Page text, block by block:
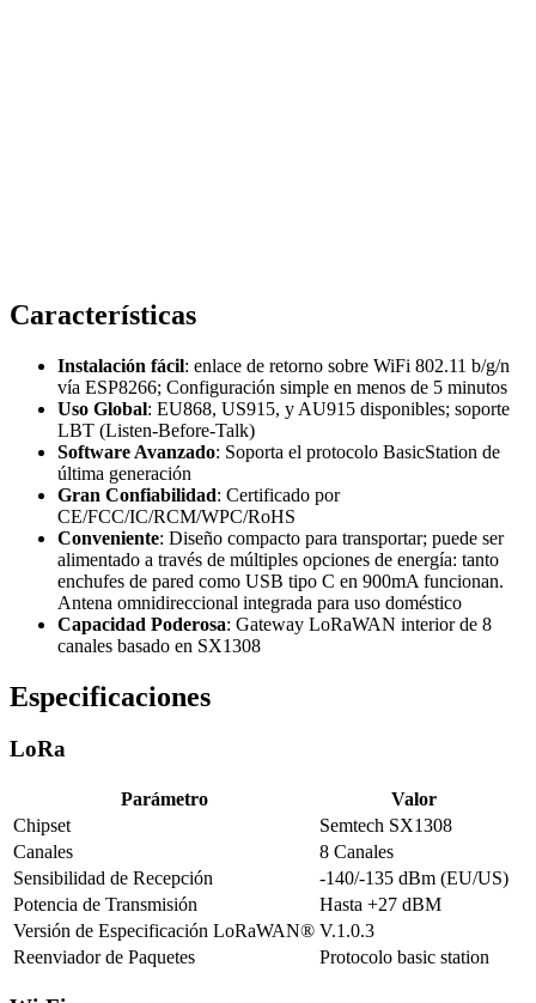
Características
Instalación fácil: enlace de retorno sobre WiFi 802.11 b/g/n
vía ESP8266; Configuración simple en menos de 5 minutos
Uso Global: EU868, US915, y AU915 disponibles; soporte
LBT (Listen-Before-Talk)
Software Avanzado: Soporta el protocolo BasicStation de
última generación
Gran Confiabilidad: Certificado por
CE/FCC/IC/RCM/WPC/RoHS
Conveniente: Diseño compacto para transportar; puede ser
alimentado a través de múltiples opciones de energía: tanto
enchufes de pared como USB tipo C en 900mA funcionan.
Antena omnidireccional integrada para uso doméstico
Capacidad Poderosa: Gateway LoRaWAN interior de 8
canales basado en SX1308
Especificaciones
LoRa
Parámetro
Valor
Chipset
Semtech SX1308
Canales
8 Canales
Sensibilidad de Recepción
-140/-135 dBm (EU/US)
Potencia de Transmisión
Hasta +27 dBM
Versión de Especificación LoRaWAN® V.1.0.3
Reenviador de Paquetes
Protocolo basic station